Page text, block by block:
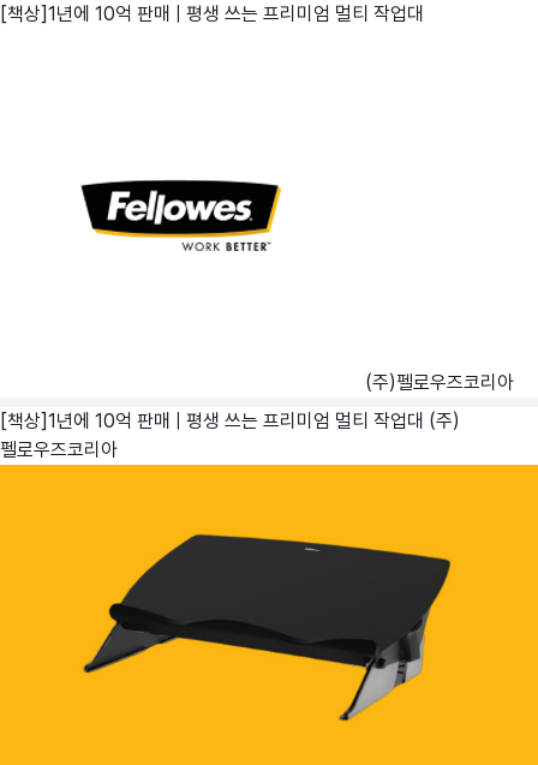
[책상]1년에 10억 판매 | 평생 쓰는 프리미엄 멀티 작업대
(주)펠로우즈코리아
[책상]1년에 10억 판매 | 평생 쓰는 프리미엄 멀티 작업대 (주)
펠로우즈코리아